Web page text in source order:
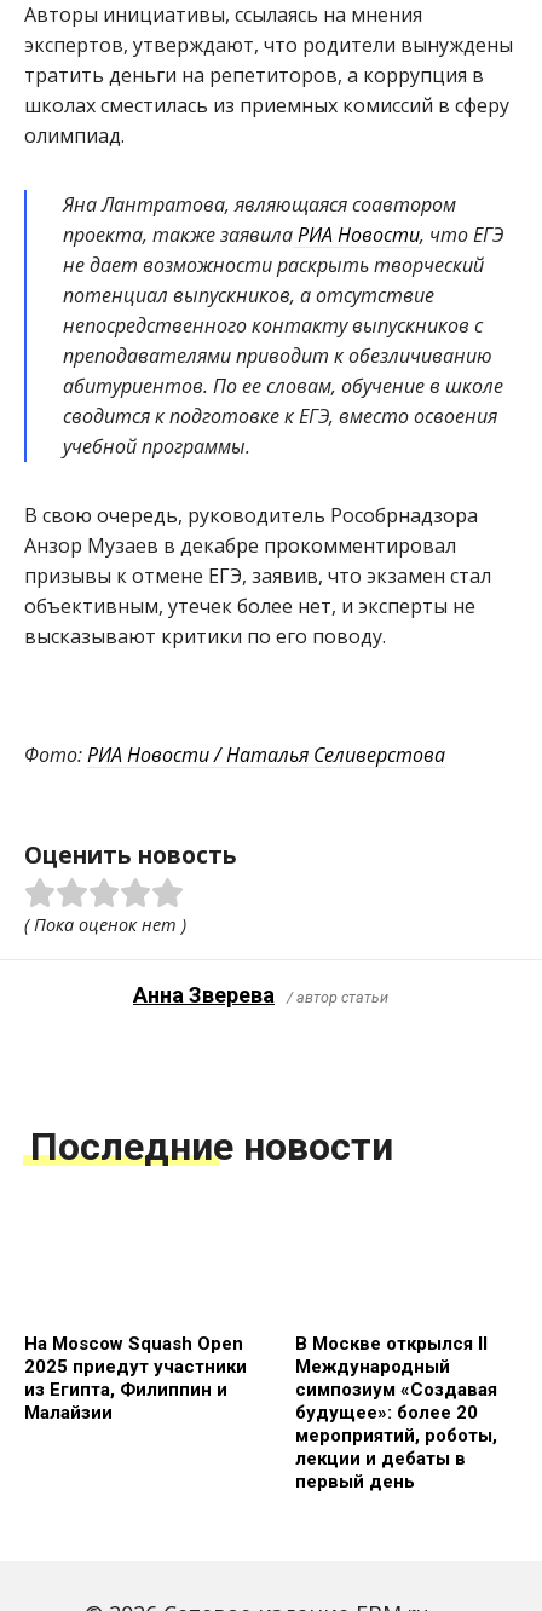
Авторы инициативы, ссылаясь на мнения
экспертов, утверждают, что родители вынуждены
тратить деньги на репетиторов, а коррупция в
школах сместилась из приемных комиссий в сферу
олимпиад.
Яна Лантратова, являющаяся соавтором
проекта, также заявилаРИА Новости, что ЕГЭ
не дает возможности раскрыть творческий
потенциал выпускников, а отсутствие
непосредственного контакту выпускников с
преподавателями приводит к обезличиванию
абитуриентов. По ее словам, обучение в школе
сводится к подготовке к ЕГЭ, вместо освоения
учебной программы.
В свою очередь, руководитель Рособрнадзора
Анзор Музаев в декабре прокомментировал
призывы к отмене ЕГЭ, заявив, что экзамен стал
объективным, утечек более нет, и эксперты не
высказывают критики по его поводу.
Фото:РИА Новости / Наталья Селиверстова
Оценить новость
( Пока оценок нет )
Анна Зверева / автор статьи
Последние новости
На Moscow Squash Open
2025 приедут участники
из Египта, Филиппин и
Малайзии
В Москве открылся II
Международный
симпозиум «Создавая
будущее»: более 20
мероприятий, роботы,
лекции и дебаты в
первый день